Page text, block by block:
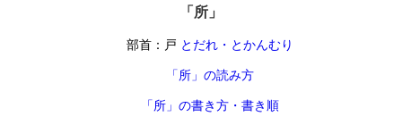
「所」
部首：戸 とだれ・とかんむり
「所」の読み方
「所」の書き方・書き順